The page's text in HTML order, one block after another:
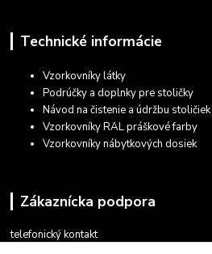
Technické informácie
Vzorkovníky látky
Podrúčky a doplnky pre stoličky
Návod na čistenie a údržbu stoličiek
Vzorkovníky RAL práškové farby
Vzorkovníky nábytkových dosiek
Zákaznícka podpora
telefonický kontakt